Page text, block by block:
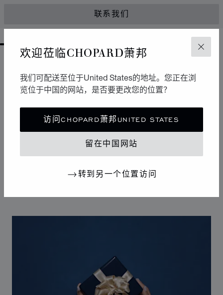
关闭
欢迎莅临CHOPARD萧邦
我们可配送至位于United States的地址。您正在浏
览位于中国的网站，是否要更改您的位置？
访问CHOPARD萧邦UNITED STATES
留在中国网站
转到另一个位置访问
联系我们
GO TO SLIDE 1
GO TO SLIDE 2
GO TO SLIDE 3
GO TO SLIDE 4
GO TO SLIDE 5
GO TO SLIDE 6
GO TO SLIDE 7
GO TO SLIDE 8
GO TO SLIDE 9
GO TO SLIDE 10
标志性设计
Happy Sport腕表拥有柔和曲线，堪称制表艺术中的柔美
风格杰作。其标志性的舞动钻石犹如华丽舞台，展现改变
20世纪女性生活的自由奔放潮流。Happy Sport钻石腕表
是首款将钻石的高贵气质与精钢的坚固特性相结合的腕
表，独树一帜的设计使其成为连接腕表和珠宝的典范之
作。